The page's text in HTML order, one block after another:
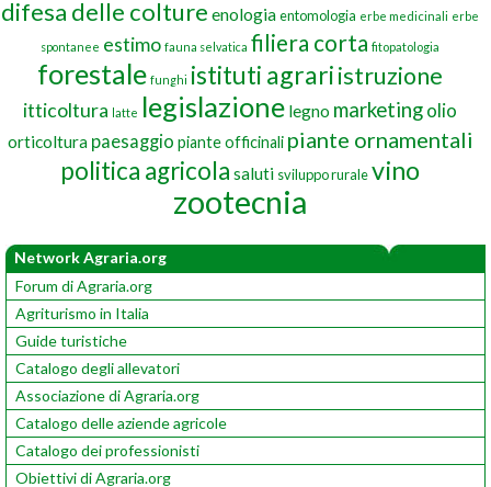
difesa delle colture enologiaentomologia erbe medicinali erbe
spontanee estimo fauna selvatica filiera corta fitopatologia
forestale funghi istituti agrariistruzione
itticoltura latte legislazione legno marketingolio
orticoltura paesaggio piante officinali piante ornamentali
politica agricola saluti sviluppo ruralevino
zootecnia
Network Agraria.org
Forum di Agraria.org
Agriturismo in Italia
Guide turistiche
Catalogo degli allevatori
Associazione di Agraria.org
Catalogo delle aziende agricole
Catalogo dei professionisti
Obiettivi di Agraria.org